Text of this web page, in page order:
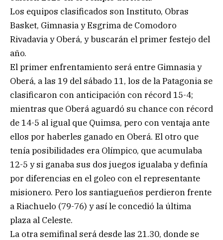
Los equipos clasificados son Instituto, Obras
Basket, Gimnasia y Esgrima de Comodoro
Rivadavia y Oberá, y buscarán el primer festejo del
año.
El primer enfrentamiento será entre Gimnasia y
Oberá, a las 19 del sábado 11, los de la Patagonia se
clasificaron con anticipación con récord 15-4;
mientras que Oberá aguardó su chance con récord
de 14-5 al igual que Quimsa, pero con ventaja ante
ellos por haberles ganado en Oberá. El otro que
tenía posibilidades era Olímpico, que acumulaba
12-5 y si ganaba sus dos juegos igualaba y definía
por diferencias en el goleo con el representante
misionero. Pero los santiagueños perdieron frente
a Riachuelo (79-76) y así le concedió la última
plaza al Celeste.
La otra semifinal será desde las 21.30, donde se